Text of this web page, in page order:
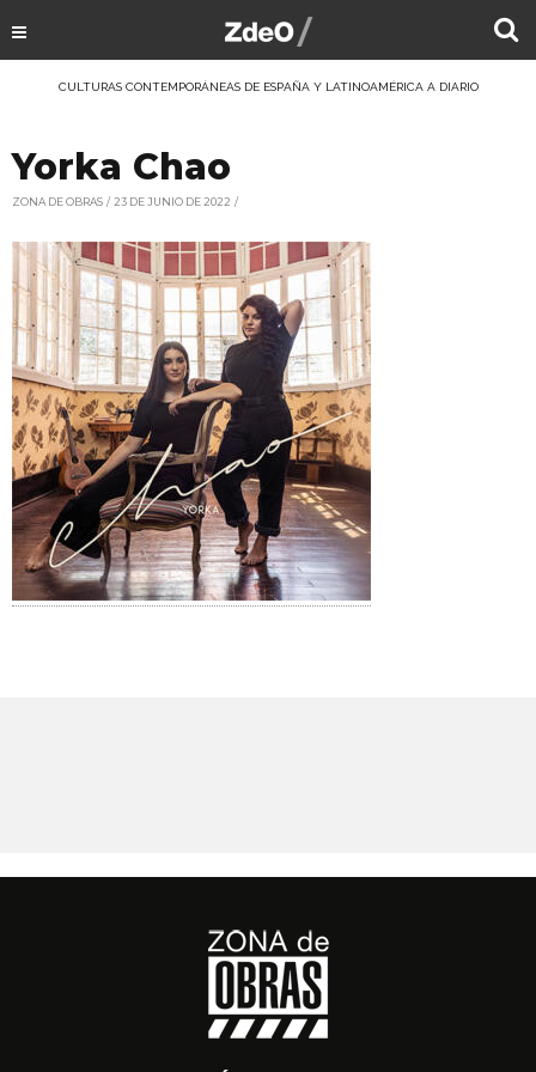
CULTURAS CONTEMPORÁNEAS DE ESPAÑA Y LATINOAMÉRICA A DIARIO
Yorka Chao
ZONA DE OBRAS 23 DE JUNIO DE 2022